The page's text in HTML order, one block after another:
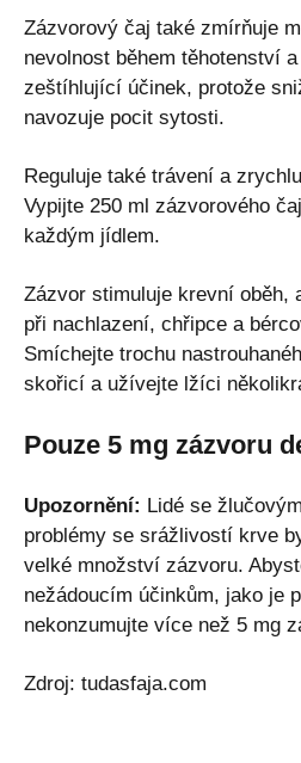
Zázvorový čaj také zmírňuje
nevolnost během těhotenství
zeštíhlující účinek, protože
navozuje pocit sytosti.
Reguluje také trávení a
Vypijte 250 ml zázvorového
každým jídlem.
Zázvor stimuluje krevní oběh,
při nachlazení, chřipce a
Smíchejte trochu
skořicí a užívejte lžíci
Pouze 5 mg zázvoru
Upozornění: Lidé se
problémy se srážlivostí krve
velké množství zázvoru.
nežádoucím účinkům, jako je
nekonzumujte více než 5 mg
Zdroj: tudasfaja.com